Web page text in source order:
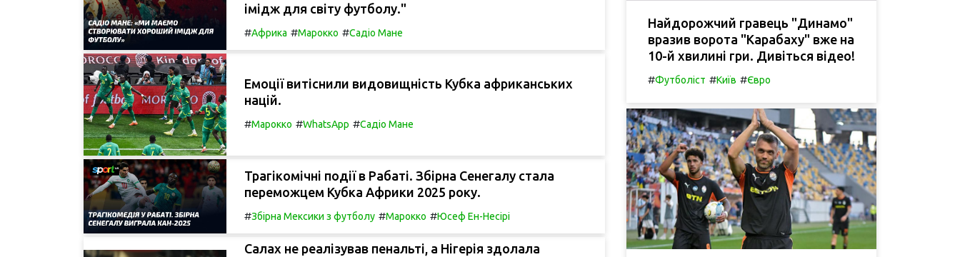
імідж для світу футболу."
#Африка #Марокко #Садіо Мане
Емоції витіснили видовищність Кубка африканських
націй.
#Марокко #WhatsApp #Садіо Мане
Трагікомічні події в Рабаті. Збірна Сенегалу стала
переможцем Кубка Африки 2025 року.
#Збірна Мексики з футболу #Марокко #Юсеф Ен-Несірі
Салах не реалізував пенальті, а Нігерія здолала
Найдорожчий гравець "Динамо"
вразив ворота "Карабаху" вже на
10-й хвилині гри. Дивіться відео!
#Футболіст #Київ #Євро